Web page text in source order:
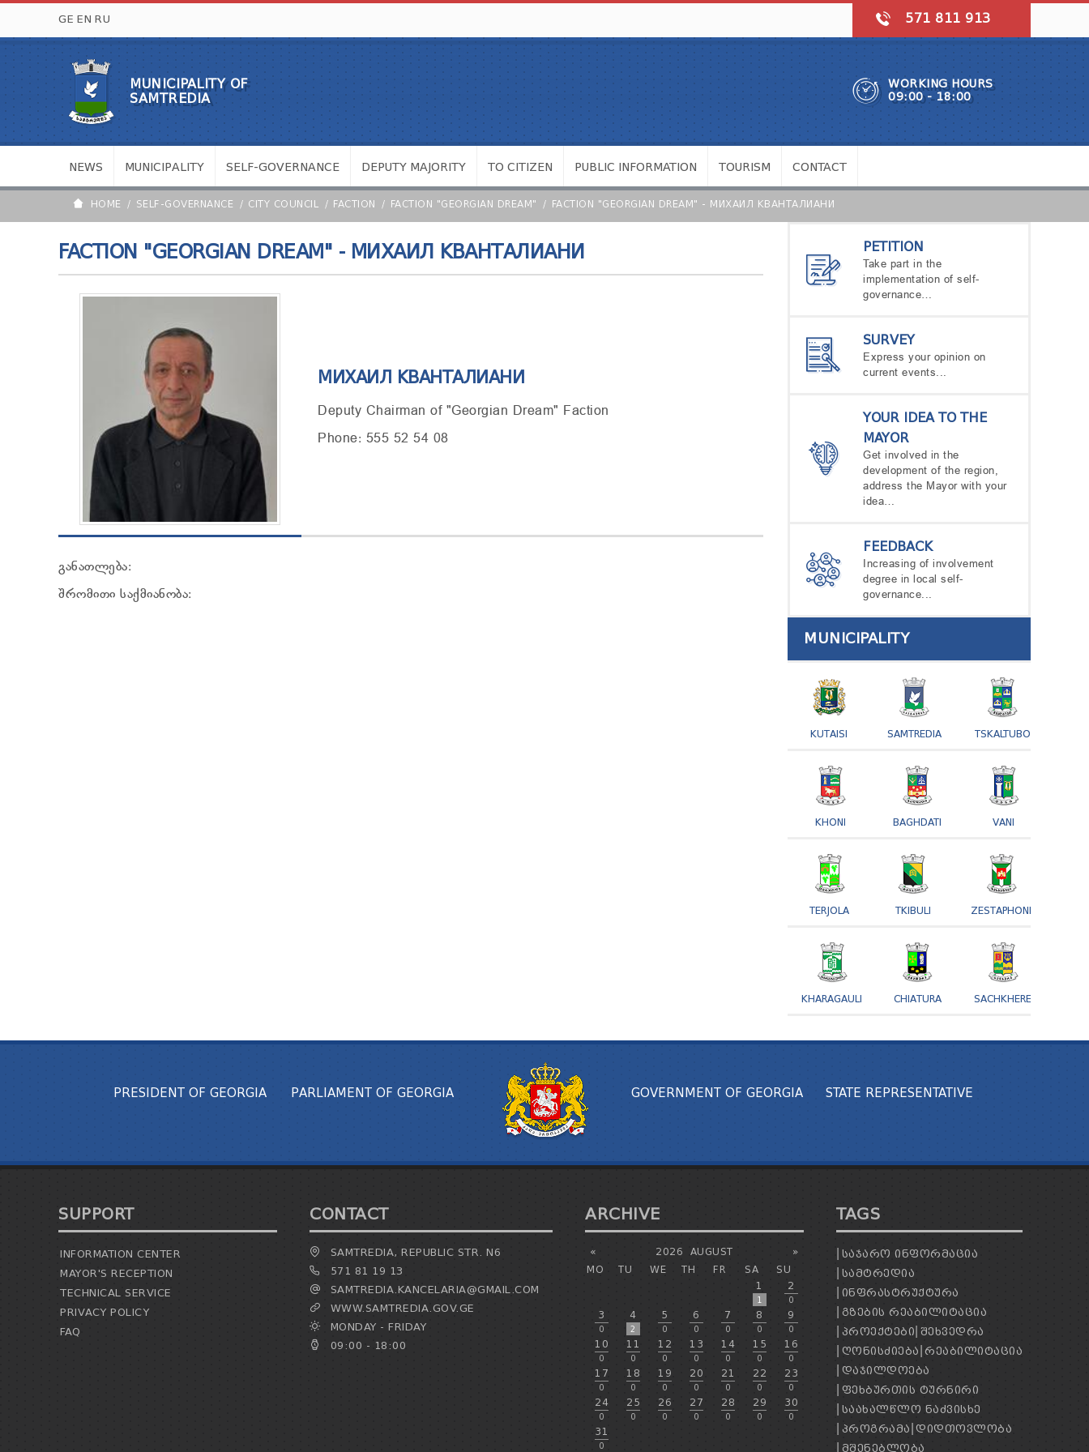
GE EN RU 571 811 913
MUNICIPALITY OF
SAMTREDIA
WORKING HOURS
09:00 - 18:00
NEWS MUNICIPALITY SELF-GOVERNANCE DEPUTY MAJORITY TO CITIZEN PUBLIC INFORMATION TOURISM CONTACT
HOME SELF-GOVERNANCE CITY COUNCIL FACTION FACTION "GEORGIAN DREAM" FACTION "GEORGIAN DREAM" - МИХАИЛ КВАНТАЛИАНИ
FACTION "GEORGIAN DREAM" - МИХАИЛ КВАНТАЛИАНИ
МИХАИЛ КВАНТАЛИАНИ
Deputy Chairman of "Georgian Dream" Faction
Phone: 555 52 54 08
განათლება:
შრომითი საქმიანობა:
PETITION
Take part in the
implementation of self-
governance…
SURVEY
Express your opinion on
current events...
YOUR IDEA TO THE
MAYOR
Get involved in the
development of the region,
address the Mayor with your
idea…
FEEDBACK
Increasing of involvement
degree in local self-
governance...
MUNICIPALITY
KUTAISI SAMTREDIA TSKALTUBO
KHONI BAGHDATI VANI
TERJOLA TKIBULI ZESTAPHONI
KHARAGAULI CHIATURA SACHKHERE
PRESIDENT OF GEORGIA PARLIAMENT OF GEORGIA GOVERNMENT OF GEORGIA STATE REPRESENTATIVE
SUPPORT
INFORMATION CENTER
MAYOR'S RECEPTION
TECHNICAL SERVICE
PRIVACY POLICY
FAQ
CONTACT
SAMTREDIA, REPUBLIC STR. N6
571 81 19 13
SAMTREDIA.KANCELARIA@GMAIL.COM
WWW.SAMTREDIA.GOV.GE
MONDAY - FRIDAY
09:00 - 18:00
ARCHIVE
« »
2026
AUGUST
MO
TU WE TH FR SA
SU
1
1
2
0
3
0
4
2
5
0
6
0
7
0
8
0
9
0
10
0
11
0
12
0
13
0
14
0
15
0
16
0
17
0
18
0
19
0
20
0
21
0
22
0
23
0
24
0
25
0
26
0
27
0
28
0
29
0
30
0
31
0
TAGS
ᲡᲐᲯᲐᲠᲝ ᲘᲜᲤᲝᲠᲛᲐᲪᲘᲐ
ᲡᲐᲛᲢᲠᲔᲓᲘᲐ
ᲘᲜᲤᲠᲐᲡᲢᲠᲣᲥᲢᲣᲠᲐ
ᲒᲖᲔᲑᲘᲡ ᲠᲔᲐᲑᲘᲚᲘᲢᲐᲪᲘᲐ
ᲞᲠᲝᲔᲥᲢᲔᲑᲘ ᲨᲔᲮᲕᲔᲓᲠᲐ
ᲦᲝᲜᲘᲡᲫᲘᲔᲑᲐ ᲠᲔᲐᲑᲘᲚᲘᲢᲐᲪᲘᲐ
ᲓᲐᲯᲘᲚᲓᲝᲔᲑᲐ
ᲤᲔᲮᲑᲣᲠᲗᲘᲡ ᲢᲣᲠᲜᲘᲠᲘ
ᲡᲐᲐᲮᲐᲚᲬᲚᲝ ᲜᲐᲫᲕᲘᲡᲮᲔ
ᲞᲠᲝᲒᲠᲐᲛᲐ ᲓᲘᲓᲗᲝᲕᲚᲝᲑᲐ
ᲛᲨᲔᲜᲔᲑᲚᲝᲑᲐ